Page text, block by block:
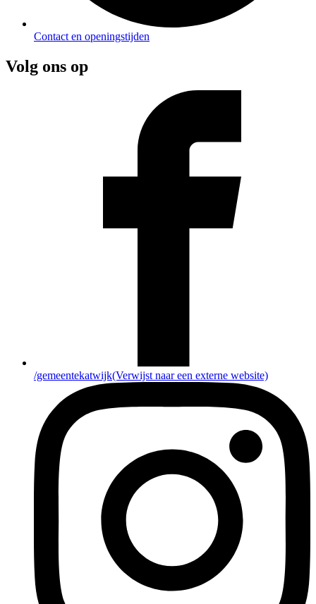
Contact en openingstijden
Volg ons op
/gemeentekatwijk(Verwijst naar een externe website)